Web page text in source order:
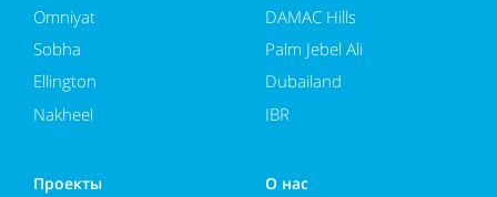
Omniyat
Sobha
Ellington
Nakheel
DAMAC Hills
Palm Jebel Ali
Dubailand
JBR
Проекты О нас